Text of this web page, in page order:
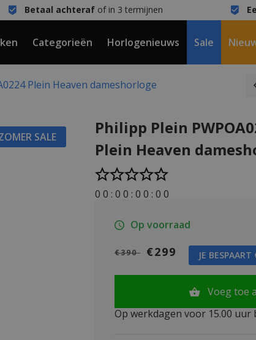
Betaal achterafof in 3 termijnen
Categorieën Horlogenieuws Sale
Plein Heaven dameshorloge
SALE
Philipp Plein
Plein Heaven
0 0 : 0 0 : 0 0 : 0 0
Op voorraad
€390 €299 JE BESPAART
Voeg toe
Op werkdagen voor 15.00 uur